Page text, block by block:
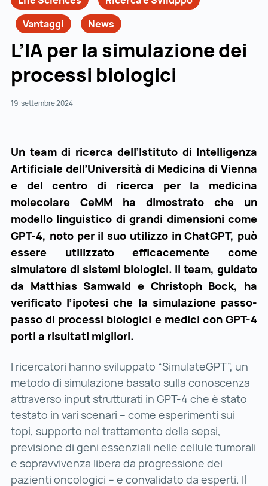
Vantaggi
News
L’IA per la simulazione dei
processi biologici
19. settembre 2024
Un team di ricerca dell’Istituto di Intelligenza
Artificiale dell’Università di Medicina di Vienna
e del centro di ricerca per la medicina
molecolare CeMM ha dimostrato che un
modello linguistico di grandi dimensioni come
GPT-4, noto per il suo utilizzo in ChatGPT, può
essere utilizzato efficacemente come
simulatore di sistemi biologici. Il team, guidato
da Matthias Samwald e Christoph Bock, ha
verificato l’ipotesi che la simulazione passo-
passo di processi biologici e medici con GPT-4
porti a risultati migliori.
I ricercatori hanno sviluppato “SimulateGPT”, un
metodo di simulazione basato sulla conoscenza
attraverso input strutturati in GPT-4 che è stato
testato in vari scenari – come esperimenti sui
topi, supporto nel trattamento della sepsi,
previsione di geni essenziali nelle cellule tumorali
e sopravvivenza libera da progressione dei
pazienti oncologici – e convalidato da esperti. Il